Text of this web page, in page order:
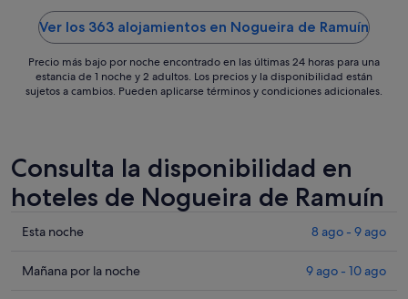
ago
Ver los 363 alojamientos en Nogueira de Ramuín
Precio más bajo por noche encontrado en las últimas 24 horas para una
estancia de 1 noche y 2 adultos. Los precios y la disponibilidad están
sujetos a cambios. Pueden aplicarse términos y condiciones adicionales.
Consulta la disponibilidad en
hoteles de Nogueira de Ramuín
Comprueba
precios
Esta noche 8 ago - 9 ago
Comprueba
Mañana por la noche 9 ago - 10 ago